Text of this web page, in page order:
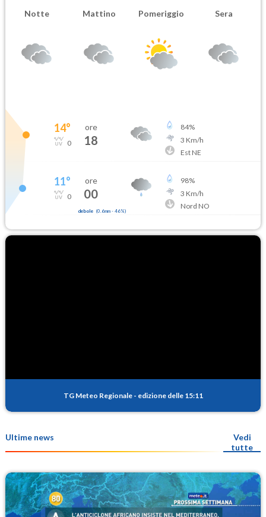
Notte Mattino Pomeriggio Sera
14°
0
ore
18
84%
3 Km/h
Est NE
11°
0
ore
00
debole (0.6mm- 46%)
98%
3 Km/h
Nord NO
TG Meteo Regionale - edizione delle 15:11
Ultime news
Vedi
tutte